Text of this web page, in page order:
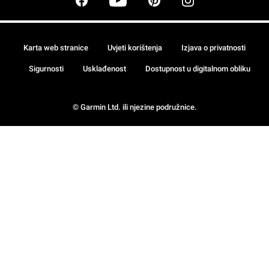
© Garmin Ltd. ili njezine podružnice.
Karta web stranice Uvjeti korištenja Izjava o privatnosti
Sigurnosti Usklađenost Dostupnost u digitalnom obliku